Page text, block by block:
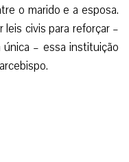
o marido e a esposa.
civis para reforçar –
– essa instituição